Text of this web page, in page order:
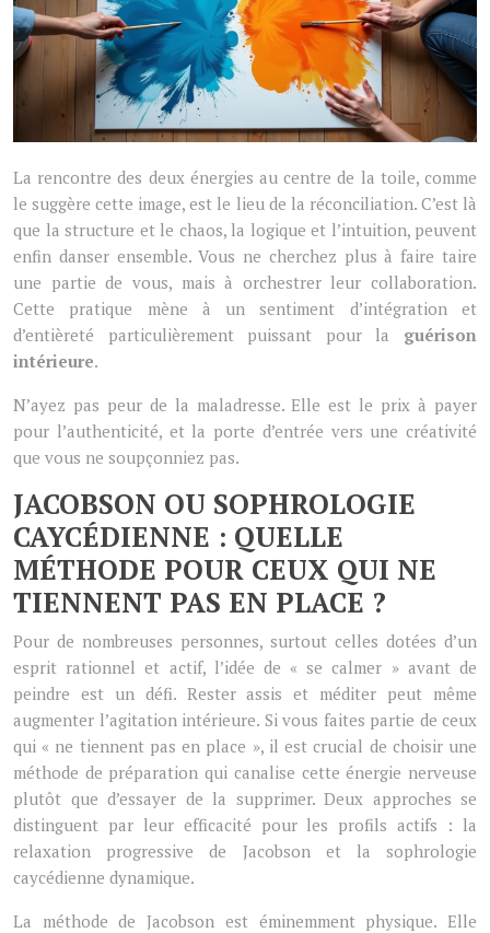
La rencontre des deux énergies au centre de la toile, comme
le suggère cette image, est le lieu de la réconciliation. C’est là
que la structure et le chaos, la logique et l’intuition, peuvent
enfin danser ensemble. Vous ne cherchez plus à faire taire
une partie de vous, mais à orchestrer leur collaboration.
Cette pratique mène à un sentiment d’intégration et
d’entièreté particulièrement puissant pour la guérison
intérieure.
N’ayez pas peur de la maladresse. Elle est le prix à payer
pour l’authenticité, et la porte d’entrée vers une créativité
que vous ne soupçonniez pas.
JACOBSON OU SOPHROLOGIE
CAYCÉDIENNE : QUELLE
MÉTHODE POUR CEUX QUI NE
TIENNENT PAS EN PLACE ?
Pour de nombreuses personnes, surtout celles dotées d’un
esprit rationnel et actif, l’idée de « se calmer » avant de
peindre est un défi. Rester assis et méditer peut même
augmenter l’agitation intérieure. Si vous faites partie de ceux
qui « ne tiennent pas en place », il est crucial de choisir une
méthode de préparation qui canalise cette énergie nerveuse
plutôt que d’essayer de la supprimer. Deux approches se
distinguent par leur efficacité pour les profils actifs : la
relaxation progressive de Jacobson et la sophrologie
caycédienne dynamique.
La méthode de Jacobson est éminemment physique. Elle